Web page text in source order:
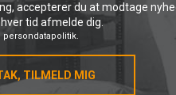
accepterer du at modtage
tid afmelde dig.
persondatapolitik.
TILMELD MIG